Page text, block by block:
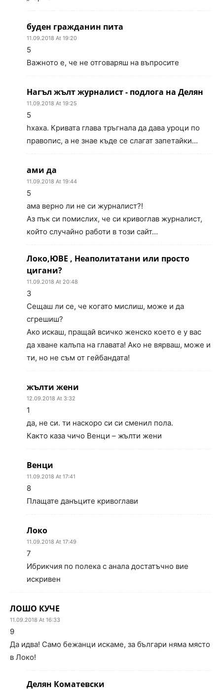
буден гражданин пита
11.09.2018 At 19:20
5
Важното е, че не отговаряш на въпросите
Нагъл жълт журналист - подлога на Делян
11.09.2018 At 19:25
5
hхаха. Кривата глава тръгнала да дава уроци по
правопис, а не знае къде се слагат запетайки…
ами да
11.09.2018 At 19:44
5
ама верно ли не си журналист?!
Аз пък си помислих, че си кривоглав журналист,
който случайно работи в този сайт…
Локо,ЮВЕ , Неаполитатани или просто
цигани?
11.09.2018 At 20:48
3
Сещаш ли се, че когато мислиш, може и да
сгрешиш?
Ако искаш, пращай всичко женско което е у вас
да хване калъпа на главата! Ако не вярваш, може и
ти, но не съм от гейбандата!
жълти жени
12.09.2018 At 3:32
1
да, не си. ти наскоро си си сменил пола.
Както каза чичо Венци – жълти жени
Венци
11.09.2018 At 17:41
8
Плащате данъците кривоглави
Локо
11.09.2018 At 17:49
7
Ибрикчия по полека с анала достатъчно вие
искривен
ЛОШО КУЧЕ
11.09.2018 At 16:33
9
Да идва! Само бежанци искаме, за българи няма място
в Локо!
Делян Коматевски